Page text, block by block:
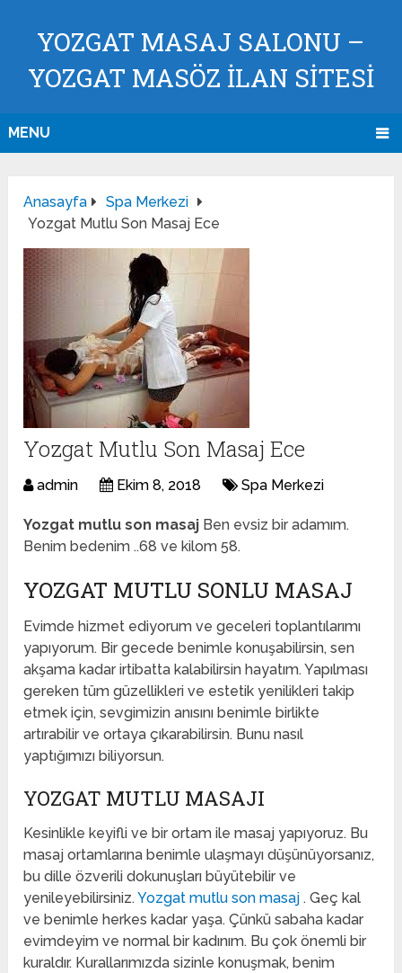
YOZGAT MASAJ SALONU –
YOZGAT MASÖZ İLAN SİTESİ
MENU
Anasayfa
Spa Merkezi
Yozgat Mutlu Son Masaj Ece
Yozgat Mutlu Son Masaj Ece
admin Ekim 8, 2018 Spa Merkezi
Yozgat mutlu son masaj Ben evsiz bir adamım.
Benim bedenim ..68 ve kilom 58.
YOZGAT MUTLU SONLU MASAJ
Evimde hizmet ediyorum ve geceleri toplantılarımı
yapıyorum. Bir gecede benimle konuşabilirsin, sen
akşama kadar irtibatta kalabilirsin hayatım. Yapılması
gereken tüm güzellikleri ve estetik yenilikleri takip
etmek için, sevgimizin anısını benimle birlikte
artırabilir ve ortaya çıkarabilirsin. Bunu nasıl
yaptığımızı biliyorsun.
YOZGAT MUTLU MASAJI
Kesinlikle keyifli ve bir ortam ile masaj yapıyoruz. Bu
masaj ortamlarına benimle ulaşmayı düşünüyorsanız,
bu dille özverili dokunuşları büyütebilir ve
yenileyebilirsiniz.Yozgat mutlu son masaj. Geç kal
ve benimle herkes kadar yaşa. Çünkü sabaha kadar
evimdeyim ve normal bir kadınım. Bu çok önemli bir
kuraldır. Kurallarımızda sizinle konuşmak, benim